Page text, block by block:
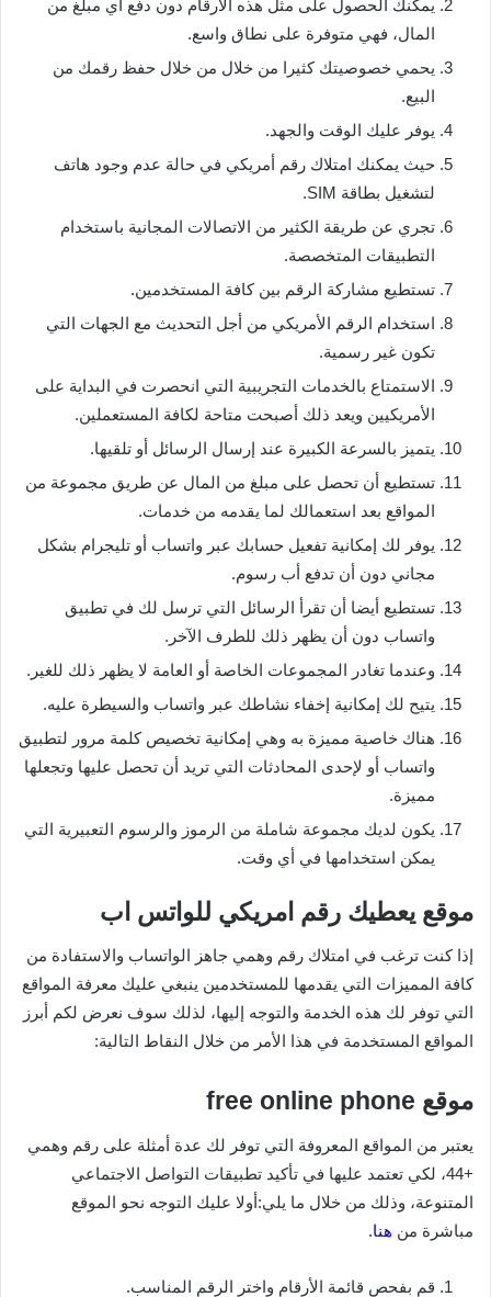
يمكنك الحصول على مثل هذه الأرقام دون دفع أي مبلغ من
المال، فهي متوفرة على نطاق واسع.
يحمي خصوصيتك كثيرا من خلال من خلال حفظ رقمك من
البيع.
يوفر عليك الوقت والجهد.
حيث يمكنك امتلاك رقم أمريكي في حالة عدم وجود هاتف
لتشغيل بطاقة SIM.
تجري عن طريقة الكثير من الاتصالات المجانية باستخدام
التطبيقات المتخصصة.
تستطيع مشاركة الرقم بين كافة المستخدمين.
استخدام الرقم الأمريكي من أجل التحديث مع الجهات التي
تكون غير رسمية.
الاستمتاع بالخدمات التجريبية التي انحصرت في البداية على
الأمريكيين ويعد ذلك أصبحت متاحة لكافة المستعملين.
يتميز بالسرعة الكبيرة عند إرسال الرسائل أو تلقيها.
تستطيع أن تحصل على مبلغ من المال عن طريق مجموعة من
المواقع بعد استعمالك لما يقدمه من خدمات.
يوفر لك إمكانية تفعيل حسابك عبر واتساب أو تليجرام بشكل
مجاني دون أن تدفع أب رسوم.
تستطيع أيضا أن تقرأ الرسائل التي ترسل لك في تطبيق
واتساب دون أن يظهر ذلك للطرف الآخر.
وعندما تغادر المجموعات الخاصة أو العامة لا يظهر ذلك للغير.
يتيح لك إمكانية إخفاء نشاطك عبر واتساب والسيطرة عليه.
هناك خاصية مميزة به وهي إمكانية تخصيص كلمة مرور لتطبيق
واتساب أو لإحدى المحادثات التي تريد أن تحصل عليها وتجعلها
مميزة.
يكون لديك مجموعة شاملة من الرموز والرسوم التعبيرية التي
يمكن استخدامها في أي وقت.
موقع يعطيك رقم امريكي للواتس اب
إذا كنت ترغب في امتلاك رقم وهمي جاهز الواتساب والاستفادة من
كافة المميزات التي يقدمها للمستخدمين ينبغي عليك معرفة المواقع
التي توفر لك هذه الخدمة والتوجه إليها، لذلك سوف نعرض لكم أبرز
المواقع المستخدمة في هذا الأمر من خلال النقاط التالية:
موقع free online phone
يعتبر من المواقع المعروفة التي توفر لك عدة أمثلة على رقم وهمي
+44، لكي تعتمد عليها في تأكيد تطبيقات التواصل الاجتماعي
المتنوعة، وذلك من خلال ما يلي:أولا عليك التوجه نحو الموقع
مباشرة من هنا.
قم بفحص قائمة الأرقام واختر الرقم المناسب.